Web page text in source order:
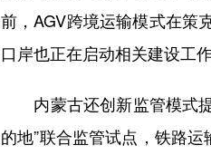
前，AGV跨境运输模式在策
口岸也正在启动相关建设工作
内蒙古还创新监管模式提
的地”联合监管试点，铁路